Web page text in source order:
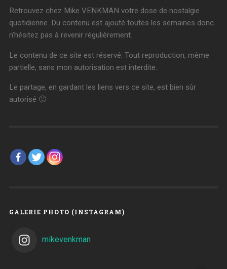
Retrouvez chez Mike VENKMAN votre dose de nostalgie
quotidienne. Du contenu est ajouté toutes les semaines donc
n’hésitez pas à revenir régulièrement.
Le contenu de ce site est réservé. Tout reproduction, même
partielle, sans mon autorisation est interdite.
Le partage, en gardant les liens vers ce site, est bien sûr
autorisé 🙂
GALERIE PHOTO (INSTAGRAM)
mikevenkman